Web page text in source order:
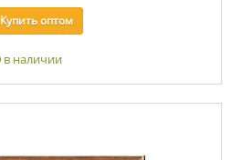
Купитьоптом
в наличии